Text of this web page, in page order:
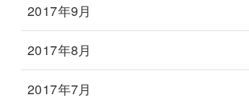
2017年9月
2017年8月
2017年7月